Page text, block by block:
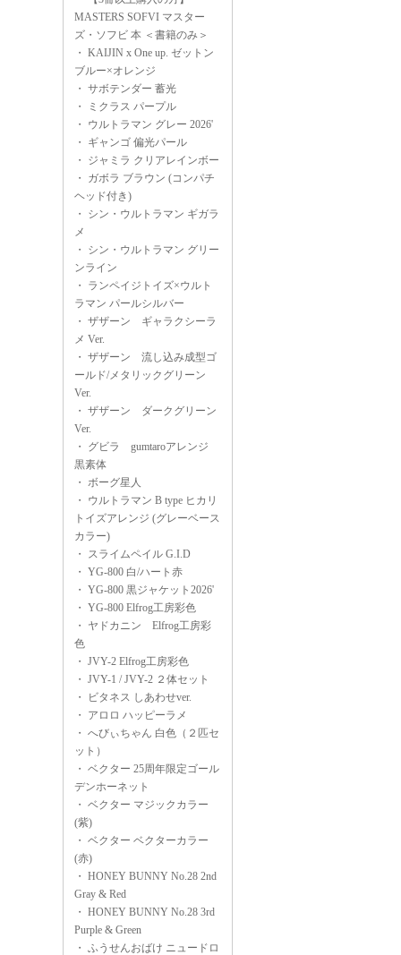
MASTERS SOFVI マスター
ズ・ソフビ 本 ＜書籍のみ＞
・ KAIJIN x One up. ゼットン
ブルー×オレンジ
・ サボテンダー 蓄光
・
ミクラス パープル
・ ウルトラマン グレー 2026'
・ ギャンゴ 偏光パール
・ ジャミラ クリアレインボー
・ ガボラ ブラウン (コンパチ
ヘッド付き)
・ シン・ウルトラマン ギガラ
メ
・ シン・ウルトラマン グリー
ンライン
・ ランペイジトイズ×ウルト
ラマン パールシルバー
・ ザザーン ギャラクシーラ
メ Ver.
・ ザザーン 流し込み成型ゴ
ールド/メタリックグリーン
Ver.
・ ザザーン ダークグリーン
Ver.
・ グビラ gumtaroアレンジ
黒素体
・ ボーグ星人
・ ウルトラマン B type ヒカリ
トイズアレンジ (グレーベース
カラー)
・ スライムペイル G.I.D
・ YG-800 白/ハート赤
・ YG-800 黒ジャケット2026'
・ YG-800 Elfrog工房彩色
・ ヤドカニン Elfrog工房彩
色
・ JVY-2 Elfrog工房彩色
・ JVY-1 / JVY-2 ２体セット
・
ビタネス しあわせver.
・ アロロ ハッピーラメ
・ へびぃちゃん 白色（２匹セ
ット）
・ ベクター 25周年限定ゴール
デンホーネット
・ ベクター マジックカラー
(紫)
・ ベクター ベクターカラー
(赤)
・ HONEY BUNNY No.28 2nd
Gray & Red
・ HONEY BUNNY No.28 3rd
Purple & Green
・ ふうせんおばけ ニュードロ